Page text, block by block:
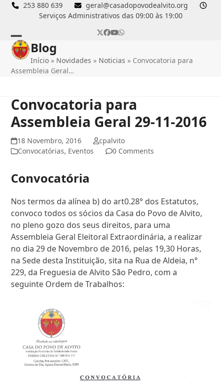
Skip
253 880 639
geral@casadopovodealvito.org
Serviços Administrativos das 09:00 às 19:00
Twitter
Facebook
YouTube
Whatsapp
Open
mobile
Close
mobile
Blog
Início » Novidades » Noticias » Convocatoria para
Assembleia Geral…
Convocatoria para
Assembleia Geral 29-11-2016
18 Novembro, 2016
cpalvito
Convocatórias, Eventos 0 Comments
Convocatória
Nos termos da alínea b) do art0.28° dos Estatutos,
convoco todos os sócios da Casa do Povo de Alvito,
no pleno gozo dos seus direitos, para uma
Assembleia Geral Eleitoral Extraordinária, a realizar
no dia 29 de Novembro de 2016, pelas 19,30 Horas,
na Sede desta Instituição, sita na Rua de Aldeia, n°
229, da Freguesia de Alvito São Pedro, com a
seguinte Ordem de Trabalhos: